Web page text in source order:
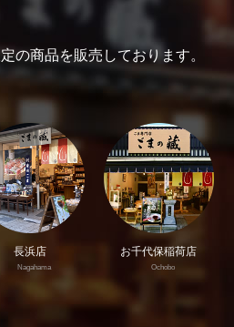
の商品を販売しております。
長浜店
Nagahama
お千代保稲荷店
Ochobo